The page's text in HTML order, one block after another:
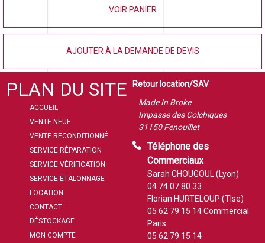
VOIR PANIER
AJOUTER À LA DEMANDE DE DEVIS
PLAN DU SITE
ACCUEIL
VENTE NEUF
VENTE RECONDITIONNÉ
SERVICE RÉPARATION
SERVICE VÉRIFICATION
SERVICE ÉTALONNAGE
LOCATION
CONTACT
DÉSTOCKAGE
MON COMPTE
Retour location/SAV
Made In Broke
Impasse des Colchiques
31150 Fenouillet
Téléphone des
Commerciaux
Sarah CHOUGOUL (Lyon)
04 74 07 80 33
Florian HURTELOUP (Tlse)
05 62 79 15 14Commercial
Paris
05 62 79 15 14